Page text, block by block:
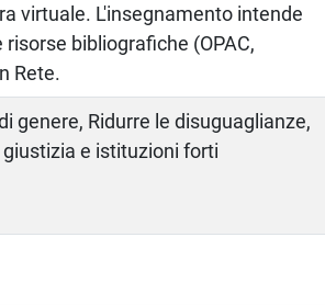
virtuale. L'insegnamento intende
bibliografiche (OPAC,
Rete.
genere, Ridurre le disuguaglianze,
e istituzioni forti